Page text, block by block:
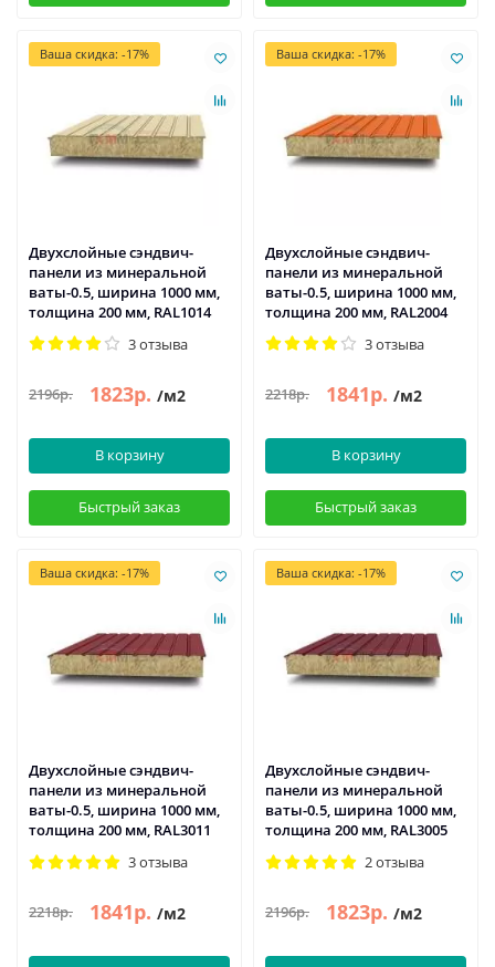
Ваша скидка: -17%
Двухслойные сэндвич-
панели из минеральной
ваты-0.5, ширина 1000 мм,
толщина 200 мм, RAL1014
3 отзыва
2196р. 1823р. /м2
В корзину
Быстрый заказ
Ваша скидка: -17%
Двухслойные сэндвич-
панели из минеральной
ваты-0.5, ширина 1000 мм,
толщина 200 мм, RAL2004
3 отзыва
2218р. 1841р. /м2
В корзину
Быстрый заказ
Ваша скидка: -17%
Двухслойные сэндвич-
панели из минеральной
ваты-0.5, ширина 1000 мм,
толщина 200 мм, RAL3011
3 отзыва
2218р. 1841р. /м2
Ваша скидка: -17%
Двухслойные сэндвич-
панели из минеральной
ваты-0.5, ширина 1000 мм,
толщина 200 мм, RAL3005
2 отзыва
2196р. 1823р. /м2